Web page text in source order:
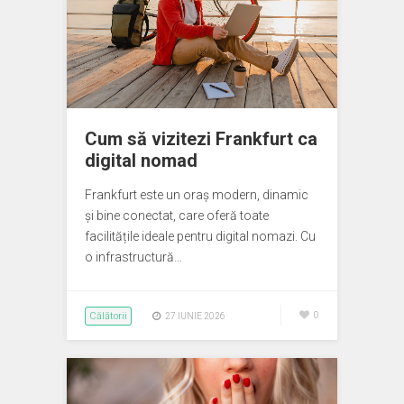
Cum să vizitezi Frankfurt ca
digital nomad
Frankfurt este un oraș modern, dinamic
și bine conectat, care oferă toate
facilitățile ideale pentru digital nomazi. Cu
o infrastructură…
Călătorii 27 IUNIE 2026 0